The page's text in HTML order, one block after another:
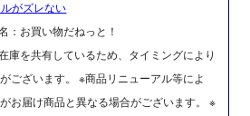
がズレない
：お買い物だねっと！
庫を共有しているため、タイミングにより
ございます。 ※商品リニューアル等によ
お届け商品と異なる場合がございます。 ※